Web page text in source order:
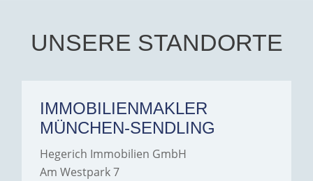
UNSERE STANDORTE
IMMOBILIENMAKLER
MÜNCHEN-SENDLING
Hegerich Immobilien GmbH
Am Westpark 7